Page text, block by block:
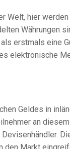
Welt, hier
Währungen
erstmals eine
elektronische
Geldes in
an